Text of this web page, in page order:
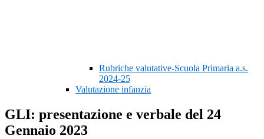
Rubriche valutative-Scuola Primaria a.s.
2024-25
Valutazione infanzia
GLI: presentazione e verbale del 24
Gennaio 2023